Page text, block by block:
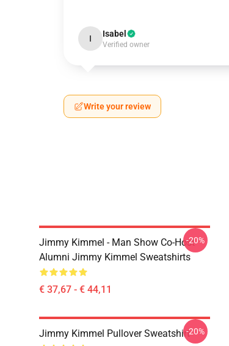
I Isabel
Verified owner
Write your review
Jimmy Kimmel - Man Show Co-Host
Alumni Jimmy Kimmel Sweatshirts
€ 37,67 - € 44,11
-20%
Jimmy Kimmel Pullover Sweatshirt-20%